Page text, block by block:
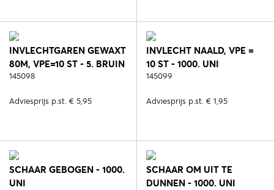
INVLECHTGAREN GEWAXT
80M, VPE=10 ST - 5. BRUIN
145098
Adviesprijs p.st. € 5,95
INVLECHT NAALD, VPE =
10 ST - 1000. UNI
145099
Adviesprijs p.st. € 1,95
SCHAAR GEBOGEN - 1000.
UNI
SCHAAR OM UIT TE
DUNNEN - 1000. UNI